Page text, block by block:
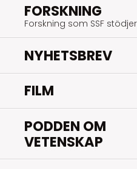
FORSKNING
Forskning som SSF stödjer
NYHETSBREV
FILM
PODDEN OM
VETENSKAP